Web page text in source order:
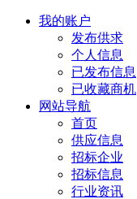
我的账户
发布供求
个人信息
已发布信息
已收藏商机
网站导航
首页
供应信息
招标企业
招标信息
行业资讯